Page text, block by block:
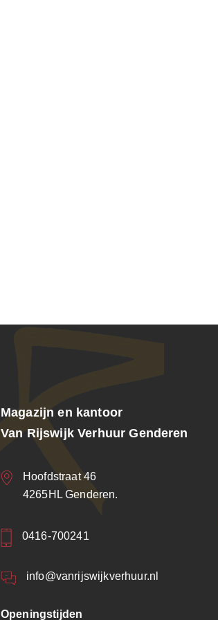
Magazijn en kantoor
Van Rijswijk Verhuur Genderen
Hoofdstraat 46
4265HL Genderen.
0416-700241
info@vanrijswijkverhuur.nl
Openingstijden